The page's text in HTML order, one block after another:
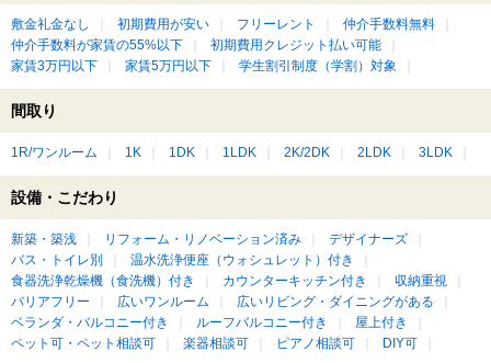
敷金礼金なし 初期費用が安い フリーレント
仲介手数料無料
仲介手数料が家賃の55%以下
初期費用クレジット払い可能
家賃3万円以下
家賃5万円以下 学生割引制度（学割）対象
間取り
1R/ワンルーム 1K 1DK 1LDK 2K/2DK 2LDK 3LDK
設備・こだわり
新築・築浅 リフォーム・リノベーション済み
デザイナーズ
バス・トイレ別
温水洗浄便座（ウォシュレット）付き
食器洗浄乾燥機（食洗機）付き
カウンターキッチン付き
収納重視
バリアフリー
広いワンルーム
広いリビング・ダイニングがある
ベランダ・バルコニー付き
ルーフバルコニー付き
屋上付き
ペット可・ペット相談可
楽器相談可 ピアノ相談可 DIY可